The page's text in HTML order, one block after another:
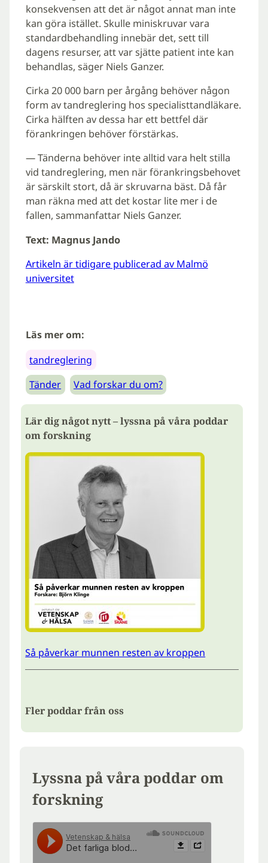
konsekvensen att det är något annat man inte
kan göra istället. Skulle miniskruvar vara
standardbehandling innebär det, sett till
dagens resurser, att var sjätte patient inte kan
behandlas, säger Niels Ganzer.
Cirka 20 000 barn per årgång behöver någon
form av tandreglering hos specialisttandläkare.
Cirka hälften av dessa har ett bettfel där
förankringen behöver förstärkas.
— Tänderna behöver inte alltid vara helt stilla
vid tandreglering, men när förankringsbehovet
är särskilt stort, då är skruvarna bäst. Då får
man räkna med att det kostar lite mer i de
fallen, sammanfattar Niels Ganzer.
Text: Magnus Jando
Artikeln är tidigare publicerad av Malmö
universitet
Läs mer om:
tandreglering
Tänder
Vad forskar du om?
Lär dig något nytt – lyssna på våra poddar
om forskning
Så påverkar munnen resten av kroppen
Fler poddar från oss
Lyssna på våra poddar om
forskning